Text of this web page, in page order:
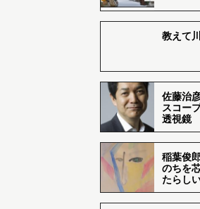
教えて
佐藤治
スコー
透視鏡
稲葉俊
のちを
たらし